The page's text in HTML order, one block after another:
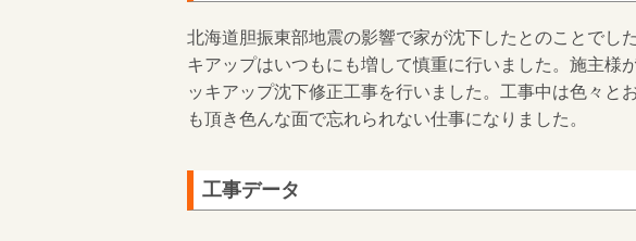
北海道胆振東部地震の影響で家が沈下したとのことでし
キアップはいつもにも増して慎重に行いました。施主様
ッキアップ沈下修正工事を行いました。工事中は色々と
も頂き色んな面で忘れられない仕事になりました。
工事データ